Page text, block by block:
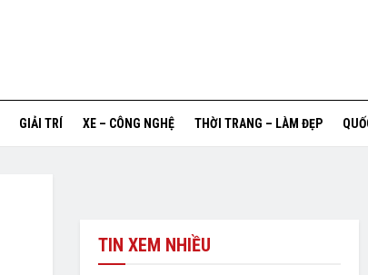
GIẢI TRÍ XE – CÔNG NGHỆ THỜI TRANG – LÀM ĐẸP
TIN XEM NHIỀU